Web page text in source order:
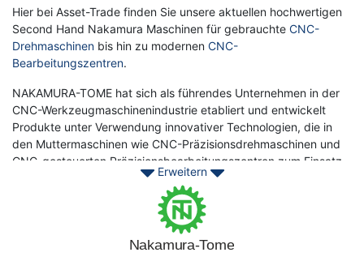
Hier bei Asset-Trade finden Sie unsere aktuellen hochwertigen
Second Hand Nakamura Maschinen für gebrauchte CNC-
Drehmaschinen bis hin zu modernen CNC-
Bearbeitungszentren.
NAKAMURA-TOME hat sich als führendes Unternehmen in der
CNC-Werkzeugmaschinenindustrie etabliert und entwickelt
Produkte unter Verwendung innovativer Technologien, die in
den Muttermaschinen wie CNC-Präzisionsdrehmaschinen und
CNC-gesteuerten Präzisionsbearbeitungszentren zum Einsatz
Nakamura-Tome ist ein weltbekannter, führender japanischer
Hersteller von CNC-Werkzeugmaschinen, der vor allem für
seine hochwertigen Hochgeschwindigkeits-Mehrachs-
Erweitern